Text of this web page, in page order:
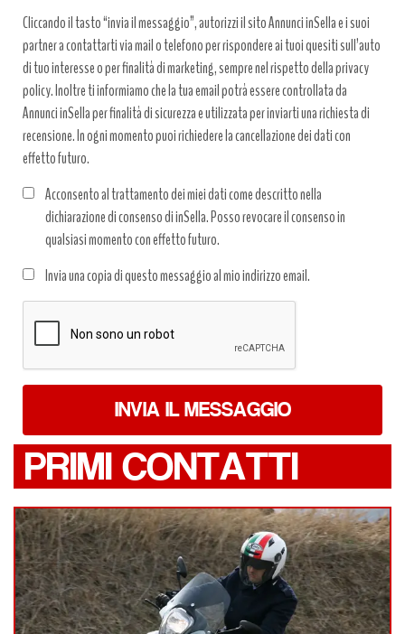
Cliccando il tasto “invia il messaggio”, autorizzi il sito Annunci inSella e i suoi
partner a contattarti via mail o telefono per rispondere ai tuoi quesiti sull’auto
di tuo interesse o per finalità di marketing, sempre nel rispetto della privacy
policy. Inoltre ti informiamo che la tua email potrà essere controllata da
Annunci inSella per finalità di sicurezza e utilizzata per inviarti una richiesta di
recensione. In ogni momento puoi richiedere la cancellazione dei dati con
effetto futuro.
Acconsento al trattamento dei miei dati come descritto nella
dichiarazione di consenso di inSella. Posso revocare il consenso in
qualsiasi momento con effetto futuro.
dati
*
Invia una copia di questo messaggio al mio indirizzo email.
INVIA IL MESSAGGIO
PRIMI CONTATTI